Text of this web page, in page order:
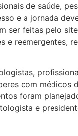
de saúde,
e a jornada
ser feitas pelo
e reemergentes,
com médicos
foram
e